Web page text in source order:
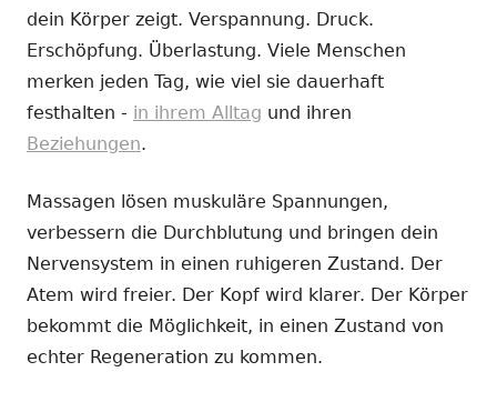
dein Körper zeigt. Verspannung. Druck.
Erschöpfung. Überlastung. Viele Menschen
merken jeden Tag, wie viel sie dauerhaft
festhalten - in ihrem Alltag und ihren
Beziehungen.
Massagen lösen muskuläre Spannungen,
verbessern die Durchblutung und bringen dein
Nervensystem in einen ruhigeren Zustand. Der
Atem wird freier. Der Kopf wird klarer. Der Körper
bekommt die Möglichkeit, in einen Zustand von
echter Regeneration zu kommen.